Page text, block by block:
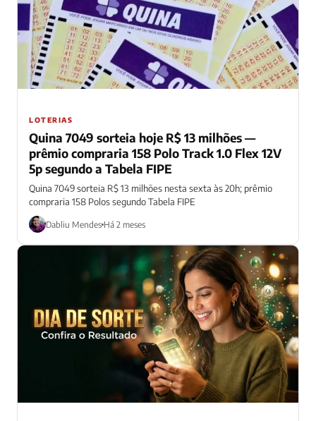
LOTERIAS
Quina 7049 sorteia hoje R$ 13 milhões —
prêmio compraria 158 Polo Track 1.0 Flex 12V
5p segundo a Tabela FIPE
Quina 7049 sorteia R$ 13 milhões nesta sexta às 20h; prêmio
compraria 158 Polos segundo Tabela FIPE
Dabliu Mendes Há 2 meses